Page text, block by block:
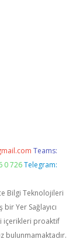
Teams:
0 726 Telegram:
Bilgi Teknolojileri
Yer Sağlayıcı
içerikleri proaktif
bulunmamaktadır.